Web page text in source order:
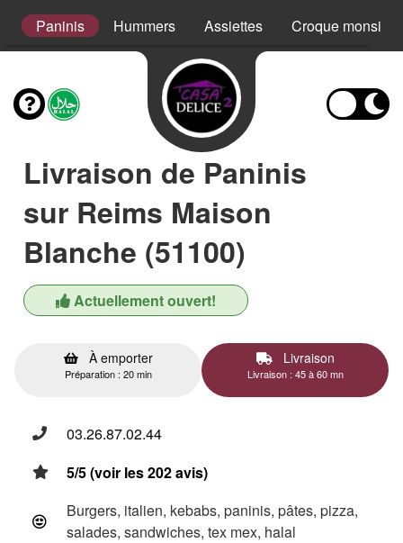
Paninis Hummers Assiettes Croque monsieur
Livraison de Paninis
sur Reims Maison
Blanche (51100)
Actuellement ouvert!
À emporter
Préparation : 20 min
Livraison
Livraison : 45 à 60 mn
03.26.87.02.44
5/5 (voir les 202 avis)
Burgers, italien, kebabs, paninis, pâtes, pizza,
salades, sandwiches, tex mex, halal